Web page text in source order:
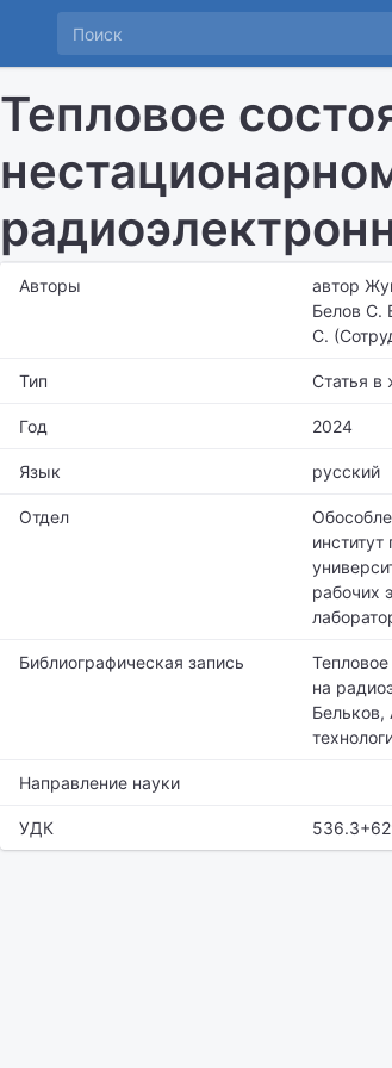
Тепловое
Авторы
автор
Белов С.
С.
Тип Статья в
Год 2024
Язык русский
Отдел
рабочих
Библиографическая запись
на
Направление науки
УДК